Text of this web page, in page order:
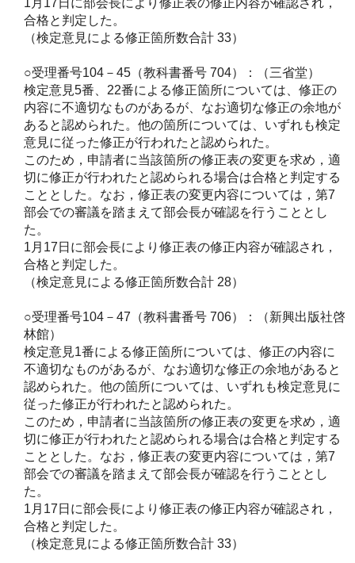
合格と判定した。
（検定意見による修正箇所数合計 33）
○受理番号104－45（教科書番号 704）：（三省堂）
検定意見5番、22番による修正箇所については、修正の
内容に不適切なものがあるが、なお適切な修正の余地が
あると認められた。他の箇所については、いずれも検定
意見に従った修正が行われたと認められた。
このため，申請者に当該箇所の修正表の変更を求め，適
切に修正が行われたと認められる場合は合格と判定する
こととした。なお，修正表の変更内容については，第7
部会での審議を踏まえて部会長が確認を行うこととし
た。
1月17日に部会長により修正表の修正内容が確認され，
合格と判定した。
（検定意見による修正箇所数合計 28）
○受理番号104－47（教科書番号 706）：（新興出版社啓
林館）
検定意見1番による修正箇所については、修正の内容に
不適切なものがあるが、なお適切な修正の余地があると
認められた。他の箇所については、いずれも検定意見に
従った修正が行われたと認められた。
このため，申請者に当該箇所の修正表の変更を求め，適
切に修正が行われたと認められる場合は合格と判定する
こととした。なお，修正表の変更内容については，第7
部会での審議を踏まえて部会長が確認を行うこととし
た。
1月17日に部会長により修正表の修正内容が確認され，
合格と判定した。
（検定意見による修正箇所数合計 33）